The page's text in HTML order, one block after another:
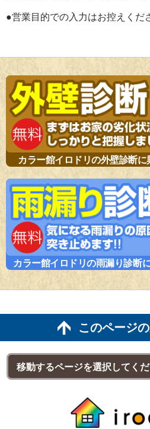
●営業目的での入力はお控えくだ
カラー館イロドリの外壁診断に
カラー館イロドリの雨漏り診断
このページ